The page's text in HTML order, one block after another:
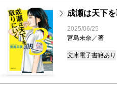
3
成瀬は天下
2025/06/25
宮島未奈／著
文庫電子書籍あり